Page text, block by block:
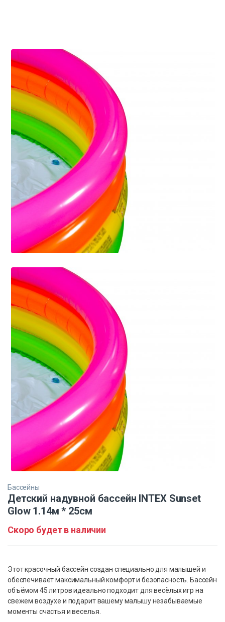
Бассейны
Детский надувной бассейн INTEX Sunset
Glow 1.14м * 25см
Скоро будет в наличии
Этот красочный бассейн создан специально для малышей и
обеспечивает максимальный комфорт и безопасность. Бассейн
объёмом 45 литров идеально подходит для весёлых игр на
свежем воздухе и подарит вашему малышу незабываемые
моменты счастья и веселья.